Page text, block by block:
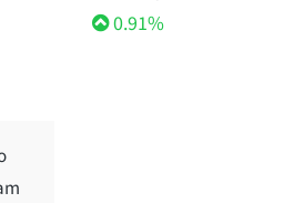
0.91%